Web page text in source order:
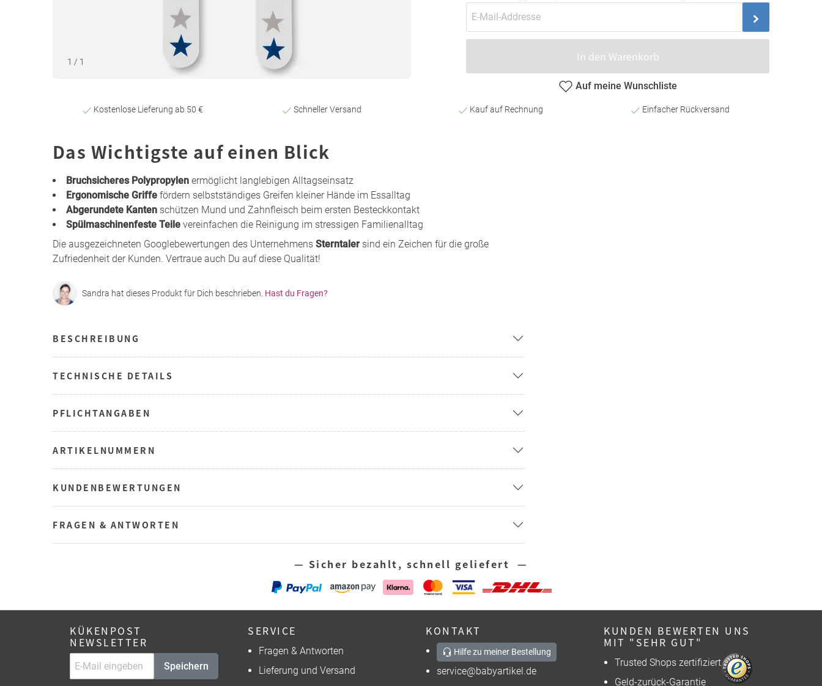
1 / 1 In den Warenkorb
Auf meine Wunschliste
Kostenlose Lieferung ab 50 € Schneller Versand Kauf auf Rechnung Einfacher Rückversand
Das Wichtigste auf einen Blick
Bruchsicheres Polypropylen ermöglicht langlebigen Alltagseinsatz
Ergonomische Griffe fördern selbstständiges Greifen kleiner Hände im Essalltag
Abgerundete Kanten schützen Mund und Zahnfleisch beim ersten Besteckkontakt
Spülmaschinenfeste Teile vereinfachen die Reinigung im stressigen Familienalltag
Die ausgezeichneten Googlebewertungen des Unternehmens Sterntaler sind ein Zeichen für die große
Zufriedenheit der Kunden. Vertraue auch Du auf diese Qualität!
Sandra hat dieses Produkt für Dich beschrieben. Hast du Fragen?
BESCHREIBUNG
TECHNISCHE DETAILS
PFLICHTANGABEN
ARTIKELNUMMERN
KUNDENBEWERTUNGEN
FRAGEN & ANTWORTEN
— Sicher bezahlt, schnell geliefert —
KÜKENPOST
NEWSLETTER
Speichern
SERVICE
Fragen & Antworten
Lieferung und Versand
KONTAKT
Hilfe zu meiner Bestellung
service@babyartikel.de
KUNDEN BEWERTEN UNS
MIT "SEHR GUT"
Trusted Shops zertifiziert
Geld-zurück-Garantie